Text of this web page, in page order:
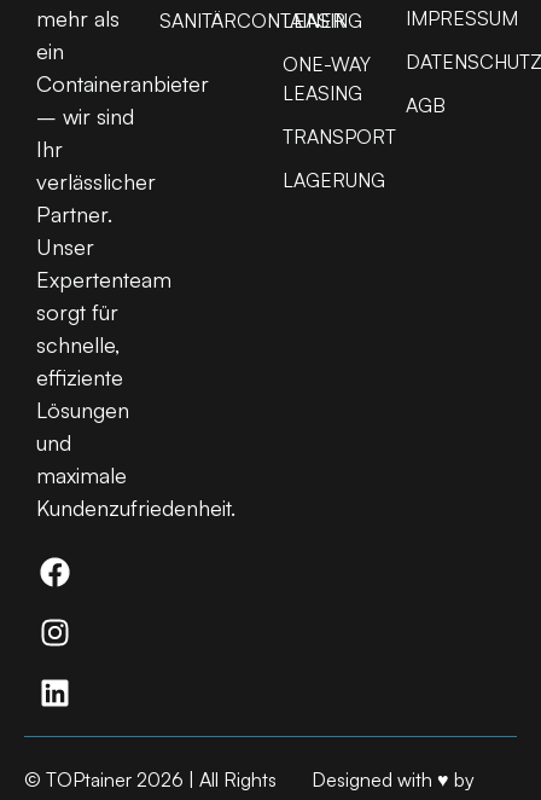
mehr als
ein
Containeranbieter
– wir sind
Ihr
verlässlicher
Partner.
Unser
Expertenteam
sorgt für
schnelle,
effiziente
Lösungen
und
maximale
Kundenzufriedenheit.
SANITÄRCONTAINER
LEASING
ONE-WAY
LEASING
TRANSPORT
LAGERUNG
IMPRESSUM
AGB
© TOPtainer 2026 | All Rights
Designed with ♥ by